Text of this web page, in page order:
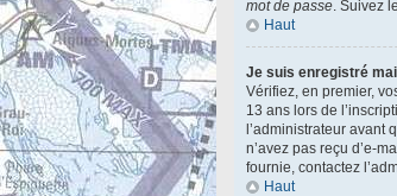
mot de passe. Suivez
Haut
Je suis enregistré
Vérifiez, en premier,
13 ans lors de
l’administrateur avant
n’avez pas reçu d’e-
fournie, contactez
Haut